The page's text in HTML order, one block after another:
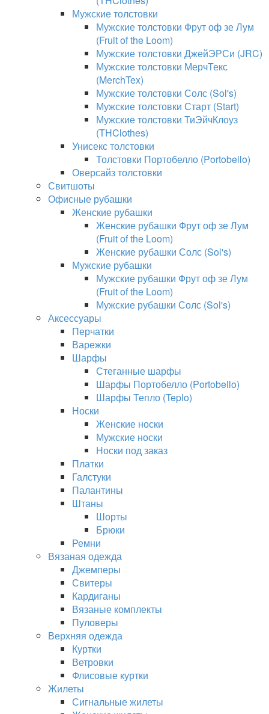
Мужские толстовки
Мужские толстовки Фрут оф зе Лум
(Fruit of the Loom)
Мужские толстовки ДжейЭРСи (JRC)
Мужские толстовки МерчТекс
(MerchTex)
Мужские толстовки Солс (Sol's)
Мужские толстовки Старт (Start)
Мужские толстовки ТиЭйчКлоуз
(THClothes)
Унисекс толстовки
Толстовки Портобелло (Portobello)
Оверсайз толстовки
Свитшоты
Офисные рубашки
Женские рубашки
Женские рубашки Фрут оф зе Лум
(Fruit of the Loom)
Женские рубашки Солс (Sol's)
Мужские рубашки
Мужские рубашки Фрут оф зе Лум
(Fruit of the Loom)
Мужские рубашки Солс (Sol's)
Аксессуары
Перчатки
Варежки
Шарфы
Стеганные шарфы
Шарфы Портобелло (Portobello)
Шарфы Тепло (Teplo)
Носки
Женские носки
Мужские носки
Носки под заказ
Платки
Галстуки
Палантины
Штаны
Шорты
Брюки
Ремни
Вязаная одежда
Джемперы
Свитеры
Кардиганы
Вязаные комплекты
Пуловеры
Верхняя одежда
Куртки
Ветровки
Флисовые куртки
Жилеты
Сигнальные жилеты